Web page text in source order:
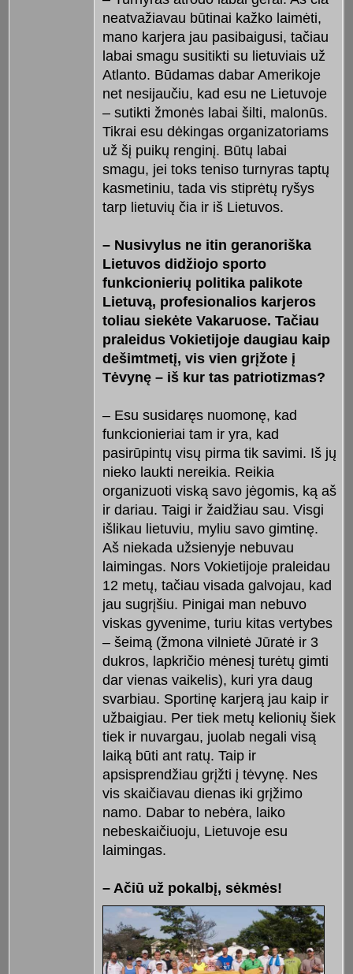
neatvažiavau būtinai kažko laimėti,
mano karjera jau pasibaigusi, tačiau
labai smagu susitikti su lietuviais už
Atlanto. Būdamas dabar Amerikoje
net nesijaučiu, kad esu ne Lietuvoje
– sutikti žmonės labai šilti, malonūs.
Tikrai esu dėkingas organizatoriams
už šį puikų renginį. Būtų labai
smagu, jei toks teniso turnyras taptų
kasmetiniu, tada vis stiprėtų ryšys
tarp lietuvių čia ir iš Lietuvos.
– Nusivylus ne itin geranoriška
Lietuvos didžiojo sporto
funkcionierių politika palikote
Lietuvą, profesionalios karjeros
toliau siekėte Vakaruose. Tačiau
praleidus Vokietijoje daugiau kaip
dešimtmetį, vis vien grįžote į
Tėvynę – iš kur tas patriotizmas?
– Esu susidaręs nuomonę, kad
funkcionieriai tam ir yra, kad
pasirūpintų visų pirma tik savimi. Iš jų
nieko laukti nereikia. Reikia
organizuoti viską savo jėgomis, ką aš
ir dariau. Taigi ir žaidžiau sau. Visgi
išlikau lietuviu, myliu savo gimtinę.
Aš niekada užsienyje nebuvau
laimingas. Nors Vokietijoje praleidau
12 metų, tačiau visada galvojau, kad
jau sugrįšiu. Pinigai man nebuvo
viskas gyvenime, turiu kitas vertybes
– šeimą (žmona vilnietė Jūratė ir 3
dukros, lapkričio mėnesį turėtų gimti
dar vienas vaikelis), kuri yra daug
svarbiau. Sportinę karjerą jau kaip ir
užbaigiau. Per tiek metų kelionių šiek
tiek ir nuvargau, juolab negali visą
laiką būti ant ratų. Taip ir
apsisprendžiau grįžti į tėvynę. Nes
vis skaičiavau dienas iki grįžimo
namo. Dabar to nebėra, laiko
nebeskaičiuoju, Lietuvoje esu
laimingas.
– Ačiū už pokalbį, sėkmės!